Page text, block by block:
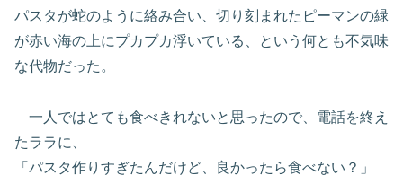
パスタが蛇のように絡み合い、切り刻まれたピーマンの緑
が赤い海の上にプカプカ浮いている、という何とも不気味
な代物だった。
一人ではとても食べきれないと思ったので、電話を終え
たララに、
「パスタ作りすぎたんだけど、良かったら食べない？」